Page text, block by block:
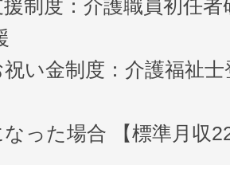
制度：介護職員初任
い金制度：介護福祉
った場合 【標準月収